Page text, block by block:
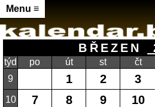
Menu ≡
BŘEZEN
týd po út st čt
9
1 2 3
10 7 8 9 10